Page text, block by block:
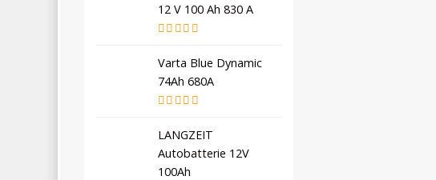
12 V 100 Ah 830 A
Varta Blue Dynamic
74Ah 680A
LANGZEIT
Autobatterie 12V
100Ah